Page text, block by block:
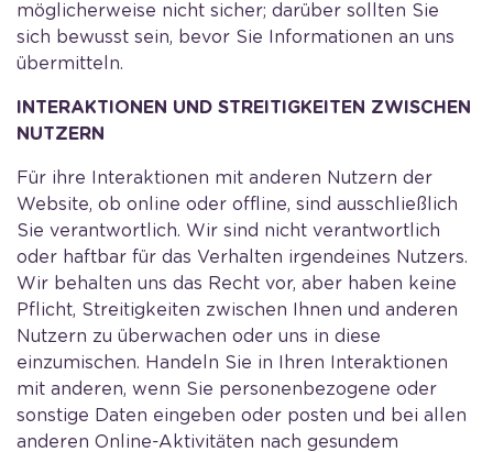
möglicherweise nicht sicher; darüber sollten Sie
sich bewusst sein, bevor Sie Informationen an uns
übermitteln.
INTERAKTIONEN UND STREITIGKEITEN ZWISCHEN
NUTZERN
Für ihre Interaktionen mit anderen Nutzern der
Website, ob online oder offline, sind ausschließlich
Sie verantwortlich. Wir sind nicht verantwortlich
oder haftbar für das Verhalten irgendeines Nutzers.
Wir behalten uns das Recht vor, aber haben keine
Pflicht, Streitigkeiten zwischen Ihnen und anderen
Nutzern zu überwachen oder uns in diese
einzumischen. Handeln Sie in Ihren Interaktionen
mit anderen, wenn Sie personenbezogene oder
sonstige Daten eingeben oder posten und bei allen
anderen Online-Aktivitäten nach gesundem